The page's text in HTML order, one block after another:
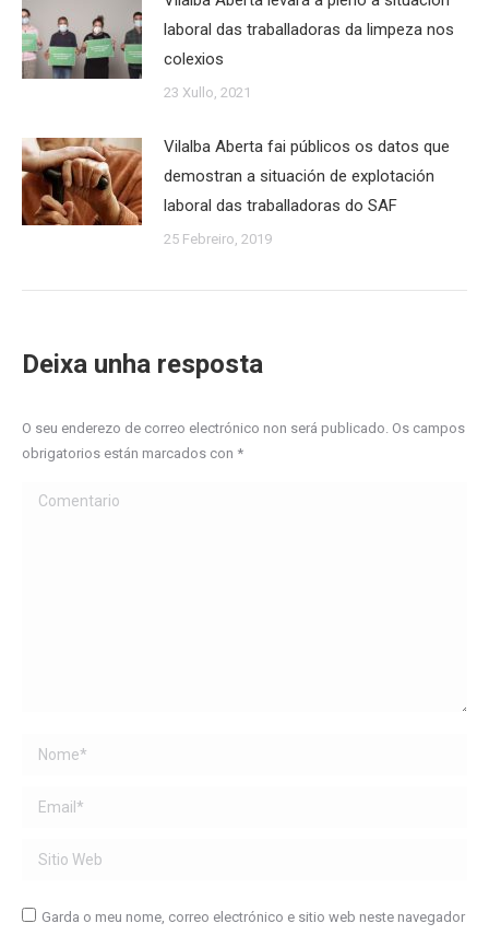
laboral das traballadoras da limpeza nos
colexios
23 Xullo, 2021
Vilalba Aberta fai públicos os datos que
demostran a situación de explotación
laboral das traballadoras do SAF
25 Febreiro, 2019
Deixa unha resposta
O seu enderezo de correo electrónico non será publicado. Os campos
obrigatorios están marcados con *
Comentario
Name *
Email *
Sitio Web
Garda o meu nome, correo electrónico e sitio web neste navegador